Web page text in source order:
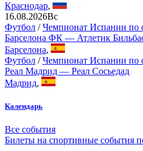
Краснодар,
16.08.2026Вс
Футбол /Чемпионат Испании по
Барселона ФК — Атлетик
Барселона,
Футбол /Чемпионат Испании по
Реал Мадрид — Реал Сосьедад
Мадрид,
Календарь
Все события
Билеты на спортивные события